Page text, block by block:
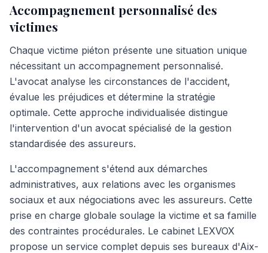
Accompagnement personnalisé des
victimes
Chaque victime piéton présente une situation unique
nécessitant un accompagnement personnalisé.
L'avocat analyse les circonstances de l'accident,
évalue les préjudices et détermine la stratégie
optimale. Cette approche individualisée distingue
l'intervention d'un avocat spécialisé de la gestion
standardisée des assureurs.
L'accompagnement s'étend aux démarches
administratives, aux relations avec les organismes
sociaux et aux négociations avec les assureurs. Cette
prise en charge globale soulage la victime et sa famille
des contraintes procédurales. Le cabinet LEXVOX
propose un service complet depuis ses bureaux d'Aix-